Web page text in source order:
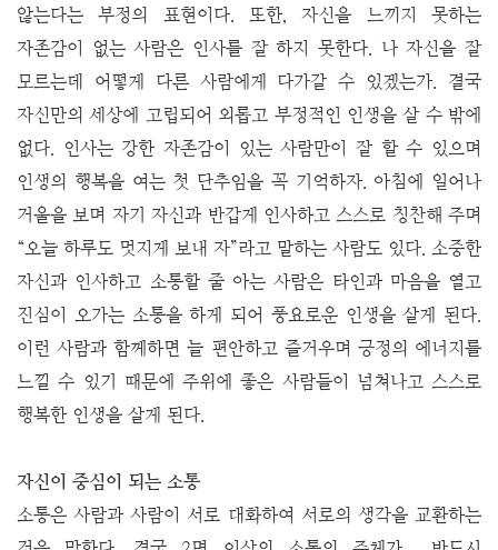
않는다는 부정의 표현이다. 또한, 자신을 느끼지 못하는
자존감이 없는 사람은 인사를 잘 하지 못한다. 나 자신을 잘
모르는데 어떻게 다른 사람에게 다가갈 수 있겠는가. 결국
자신만의 세상에 고립되어 외롭고 부정적인 인생을 살 수 밖에
없다. 인사는 강한 자존감이 있는 사람만이 잘 할 수 있으며
인생의 행복을 여는 첫 단추임을 꼭 기억하자. 아침에 일어나
거울을 보며 자기 자신과 반갑게 인사하고 스스로 칭찬해 주며
“오늘 하루도 멋지게 보내 자”라고 말하는 사람도 있다. 소중한
자신과 인사하고 소통할 줄 아는 사람은 타인과 마음을 열고
진심이 오가는 소통을 하게 되어 풍요로운 인생을 살게 된다.
이런 사람과 함께하면 늘 편안하고 즐거우며 긍정의 에너지를
느낄 수 있기 때문에 주위에 좋은 사람들이 넘쳐나고 스스로
행복한 인생을 살게 된다.
자신이 중심이 되는 소통
소통은 사람과 사람이 서로 대화하여 서로의 생각을 교환하는